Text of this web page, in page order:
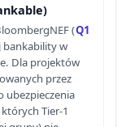
(Q1
bankability w
Dla projektów
przez
ubezpieczenia
Tier-1